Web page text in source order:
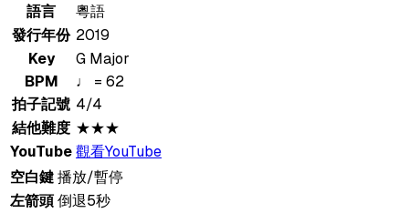
語言
粵語
發行年份 2019
Key
G Major
BPM
♩ = 62
拍子記號 4/4
結他難度 ★★★
YouTube觀看YouTube
空白鍵播放/暫停
左箭頭倒退5秒